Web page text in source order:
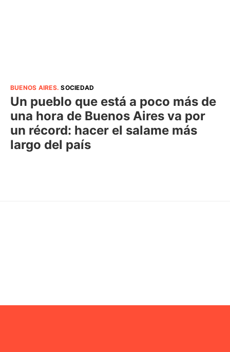
BUENOS AIRES.SOCIEDAD
Un pueblo que está a poco más de
una hora de Buenos Aires va por
un récord: hacer el salame más
largo del país